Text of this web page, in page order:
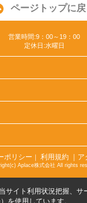
ページトップに戻
営業時間:9：00～19：00
定休日:水曜日
ポリシー ｜ 利用規約 ｜
Aplace株式会社 All rights
サイト利用状況把握、サ
を使用しています。